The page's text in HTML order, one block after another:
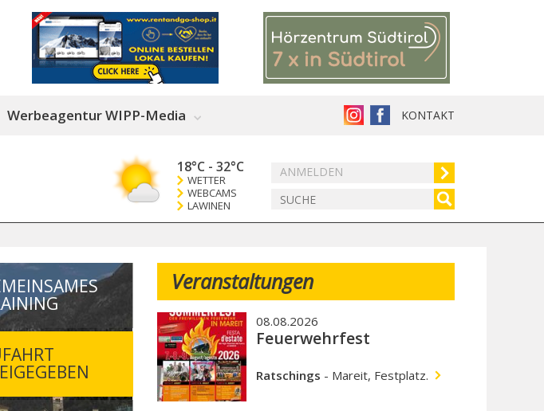
KONTAKT
Werbeagentur WIPP-Media
ANMELDEN
18°C - 32°C
WETTER
WEBCAMS
LAWINEN
Veranstaltungen
08.08.2026
Feuerwehrfest
Ratschings - Mareit, Festplatz.